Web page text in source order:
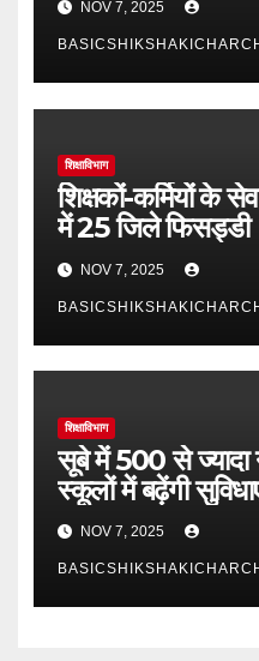
NOV 7, 2025
शिक्षाविभाग
शिक्षकों-कर्मियों के
में 25 जिले फिसड्डी
NOV 7, 2025
शिक्षाविभाग
सूबे में 500 से ज्यादा
स्कूलों में बढ़ेंगी
NOV 7, 2025